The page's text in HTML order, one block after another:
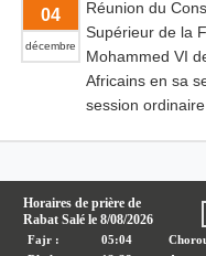
04
décembre
Réunion du
Supérieur de la
Mohammed VI
Africains en sa
session ordinaire